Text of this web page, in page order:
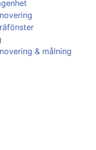
& målning